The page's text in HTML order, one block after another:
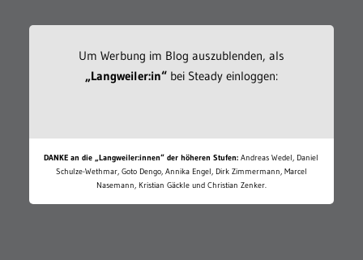
Um Werbung im Blog auszublenden, als
„Langweiler:in“bei Steady einloggen:
DANKE an die „Langweiler:innen“ der höheren Stufen: Andreas Wedel, Daniel
Schulze-Wethmar, Goto Dengo, Annika Engel, Dirk Zimmermann, Marcel
Nasemann, Kristian Gäckle und Christian Zenker.